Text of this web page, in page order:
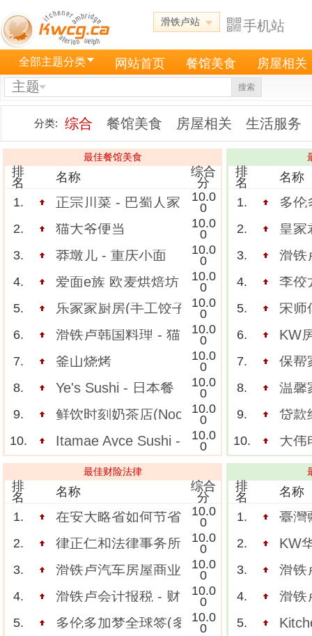
滑铁卢站 手机站
全部主题分类 网站首页 餐馆美食 房屋相关
主题 搜索
分类: 综合 餐馆美食 房屋相关 生活服务
最佳餐馆美食
排
名
名称
综合
分
1.
正宗川菜 - 巴蜀人家
10.0
0
2.
猫大爷便当
10.0
0
3.
莽墩儿 - 重庆小面
10.0
0
4.
爱面e族 欧麦烘焙坊
10.0
0
5.
乐家家厨房(手工饺子,面,饼,盒饭,粥,猪手)
10.0
0
6.
滑铁卢韩国料理 - 猫头鹰 OWL
10.0
0
7.
釜山烧烤
10.0
0
8.
Ye's Sushi - 日本餐
10.0
0
9.
鲜饮时刻奶茶店(Noon Moment)
10.0
0
10.
Itamae Ayce Sushi - 板前壽司
10.0
0
排
名
名称
1.
多伦
2. 皇家
3. 滑铁
4. 李佼
5. 宋师
6. KW
7. 保帮
8. 温馨
9. 贷款
10. 大伟
最佳财险法律
排
名
名称
综合
分
1.
在安大略省如何节省汽车保险费？
10.0
0
2.
律正仁和法律事务所【KWCG】【金马蹄
10.0
0
3.
滑铁卢汽车房屋商业保险Rene(647-202-
10.0
0
4.
滑铁卢会计报税 - 财务好管家 Rene
10.0
0
5.
多伦多加梦全球签(多伦多加梦全球签)
10.0
0
排
名
名称
1.
臺灣
2. KW
3. 滑铁
4. 滑铁
5.